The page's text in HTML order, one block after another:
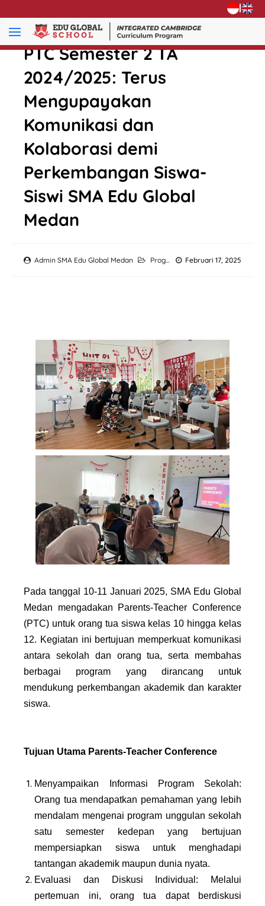
|
PTC Semester 2 TA
2024/2025: Terus
Mengupayakan
Komunikasi dan
Kolaborasi demi
Perkembangan Siswa-
Siswi SMA Edu Global
Medan
Admin SMA Edu Global Medan Februari 17, 2025
Program
Pada tanggal 10-11 Januari 2025, SMA Edu Global
Medan mengadakan Parents-Teacher Conference
(PTC) untuk orang tua siswa kelas 10 hingga kelas
12. Kegiatan ini bertujuan memperkuat komunikasi
antara sekolah dan orang tua, serta membahas
berbagai program yang dirancang untuk
mendukung perkembangan akademik dan karakter
siswa.
Tujuan Utama Parents-Teacher Conference
Menyampaikan Informasi Program Sekolah:
Orang tua mendapatkan pemahaman yang lebih
mendalam mengenai program unggulan sekolah
satu semester kedepan yang bertujuan
mempersiapkan siswa untuk menghadapi
tantangan akademik maupun dunia nyata.
Evaluasi dan Diskusi Individual: Melalui
pertemuan ini, orang tua dapat berdiskusi